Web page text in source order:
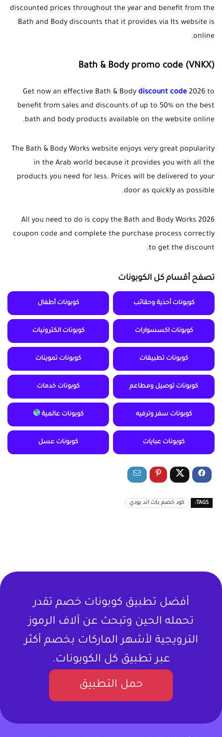
discounted prices throughout the year and benefit from the
Bath and Body discounts that it provides via Its website is
online.
Bath & Body promo code (VNKX)
Get now an effective Bath & Body discount code 2026 to
benefit from sales and discounts of up to 50% on the best
bath and body products available on the website online.
The Bath & Body Works website enjoys very great popularity
in the Arab world because it provides you with all the
products you need for less. Prices will be delivered to your
door as quickly as possible.
All you need to do is copy the Bath and Body Works 2026
coupon code and complete the purchase process correctly
to get the discount.
تصفح أقسام كل الكوبونات
كوبونات أحذية وحقائب كوبونات أطفال
كوبونات اكسسوارات كوبونات الكترونيات
كوبونات تطبيقات كوبونات تموينات
كوبونات توصيل ومطاعم كوبونات خدمات
كوبونات سفر وترفيه كوبونات عالمية
كوبونات عبايات كوبونات عسل
TAGS: كود خصم باث اند بودي
أفضل تطبيق كوبونات خصم تقدر
تحمله الحين وتبحث عن آلاف الرموز
الترويجية لأشهر الماركات بخصم أكثر
عبر تطبيق كل الكوبونات.
حمل التطبيق